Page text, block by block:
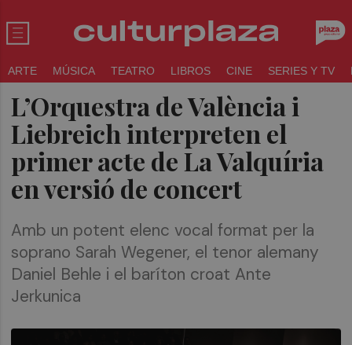
ARTE MÚSICA TEATRO LIBROS CINE SERIES Y TV
L’Orquestra de València i
Liebreich interpreten el
primer acte de La Valquíria
en versió de concert
Amb un potent elenc vocal format per la
soprano Sarah Wegener, el tenor alemany
Daniel Behle i el baríton croat Ante
Jerkunica